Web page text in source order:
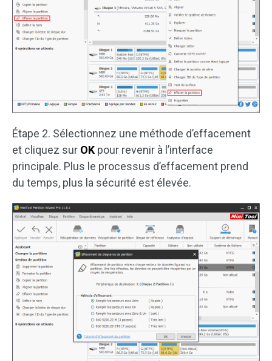
Étape 2. Sélectionnez une méthode d’effacement
et cliquez sur OK pour revenir à l’interface
principale. Plus le processus d’effacement prend
du temps, plus la sécurité est élevée.